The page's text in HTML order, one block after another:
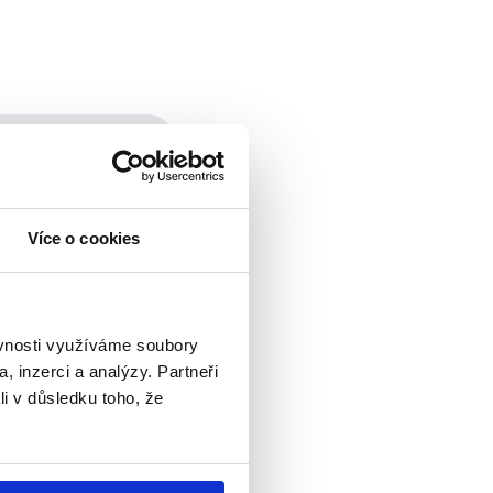
Více o cookies
využíváme soubory
inzerci a analýzy. Partneři
v důsledku toho, že
např. Česká
dat byl
dosáhl
2025, tedy